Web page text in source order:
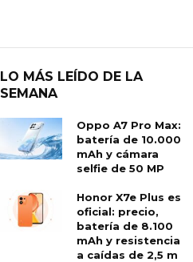
LO MÁS LEÍDO DE LA
SEMANA
Oppo A7 Pro Max:
batería de 10.000
mAh y cámara
selfie de 50 MP
Honor X7e Plus es
oficial: precio,
batería de 8.100
mAh y resistencia
a caídas de 2,5 m